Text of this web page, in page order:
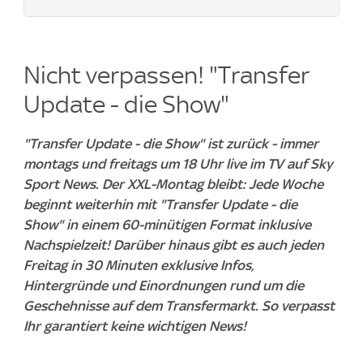
Nicht verpassen! "Transfer
Update - die Show"
"Transfer Update - die Show" ist zurück - immer
montags und freitags um 18 Uhr live im TV auf Sky
Sport News. Der XXL-Montag bleibt: Jede Woche
beginnt weiterhin mit "Transfer Update - die
Show" in einem 60-minütigen Format inklusive
Nachspielzeit! Darüber hinaus gibt es auch jeden
Freitag in 30 Minuten exklusive Infos,
Hintergründe und Einordnungen rund um die
Geschehnisse auf dem Transfermarkt. So verpasst
Ihr garantiert keine wichtigen News!